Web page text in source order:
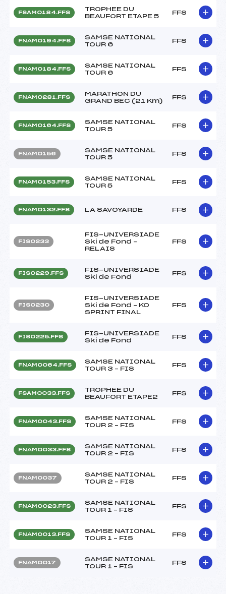
FSAM0184.FFS
TROPHEE DU
BEAUFORT ETAPE 5
FFS
FNAM0194.FFS
SAMSE NATIONAL
TOUR 6
FFS
FNAM0184.FFS
SAMSE NATIONAL
TOUR 6
FFS
FNAM0281.FFS
MARATHON DU
GRAND BEC (21 Km)
FFS
FNAM0164.FFS
SAMSE NATIONAL
TOUR 5
FFS
FNAM0156
SAMSE NATIONAL
TOUR 5
FFS
FNAM0153.FFS
SAMSE NATIONAL
TOUR 5
FFS
FNAM0132.FFS LA SAVOYARDE FFS
FIS0233
FIS-UNIVERSIADE
Ski de Fond –
RELAIS
FFS
FIS0229.FFS
FIS-UNIVERSIADE
Ski de Fond
FFS
FIS0230
FIS-UNIVERSIADE
Ski de Fond – KO
SPRINT FINAL
FFS
FIS0225.FFS
FIS-UNIVERSIADE
Ski de Fond
FFS
FNAM0064.FFS
SAMSE NATIONAL
TOUR 3 – FIS
FFS
FSAM0033.FFS
TROPHEE DU
BEAUFORT ETAPE2
FFS
FNAM0043.FFS
SAMSE NATIONAL
TOUR 2 – FIS
FFS
FNAM0033.FFS
SAMSE NATIONAL
TOUR 2 – FIS
FFS
FNAM0037
SAMSE NATIONAL
TOUR 2 – FIS
FFS
FNAM0023.FFS
SAMSE NATIONAL
TOUR 1 – FIS
FFS
FNAM0013.FFS
SAMSE NATIONAL
TOUR 1 – FIS
FFS
FNAM0017
SAMSE NATIONAL
TOUR 1 – FIS
FFS